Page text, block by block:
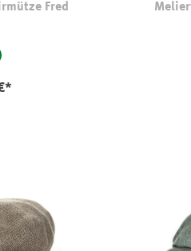
Fred
- gestreift- gestreift